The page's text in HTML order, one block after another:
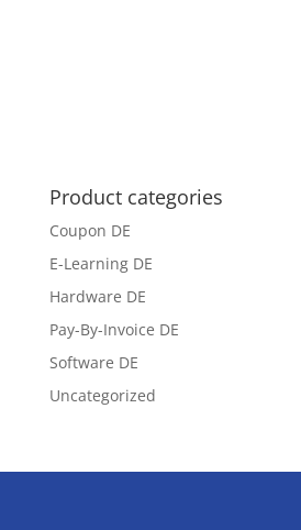
Product categories
Coupon DE
E-Learning DE
Hardware DE
Pay-By-Invoice DE
Software DE
Uncategorized